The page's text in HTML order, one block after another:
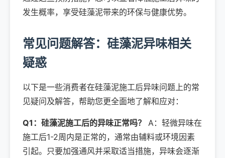
发生概率，享受硅藻泥带来的环保与健康优势。
常见问题解答：硅藻泥异味相关
疑惑
以下是一些消费者在硅藻泥施工后异味问题上的常
见疑问及解答，帮助您更全面地了解和应对：
Q1：硅藻泥施工后的异味正常吗？
A：轻微异味在
施工后1-2周内是正常的，通常由辅料或环境因素
引起。只要加强通风并采取适当措施，异味会逐渐